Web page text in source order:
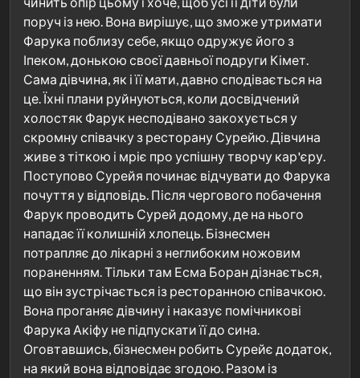
поруч із нею. Вона вирішує, що зможе утримати
Фарука поблизу себе, якщо одружує його з
Іпеком, донькою своєї давньої подруги Кімет.
Сама дівчина, як і її мати, давно сподівається на
це. Їхні плани руйнуються, коли досвідчений
холостяк Фарук несподівано закохується у
скромну співачку з ресторану Сурейю. Дівчина
живе з тіткою і мріє про успішну творчу кар'єру.
Поступово Сурейя починає відчувати до Фарука
почуття у відповідь. Після чергового побачення
Фарук проводить Сурей додому, де на нього
нападає її колишній хлопець. Бізнесмен
потрапляє до лікарні з неглибоким ножовим
пораненням. Тільки там Есма Боран дізнається,
що він зустрічається із ресторанною співачкою.
Вона проганяє дівчину і наказує помічникові
Фарука Акіфу не підпускати її до сина.
Оговтавшись, бізнесмен робить Сурейє додаток,
на який вона відповідає згодою. Разом із